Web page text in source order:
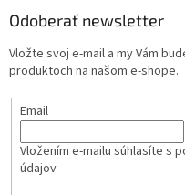
Odoberať newsletter
Vložte svoj e-mail a my Vám
produktoch na našom e-shope.
Email
Vložením e-mailu súhlasíte s
údajov